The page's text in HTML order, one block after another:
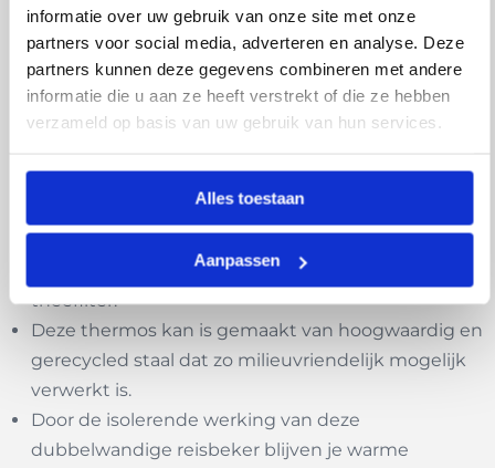
informatie over uw gebruik van onze site met onze
partners voor social media, adverteren en analyse. Deze
partners kunnen deze gegevens combineren met andere
informatie die u aan ze heeft verstrekt of die ze hebben
verzameld op basis van uw gebruik van hun services.
Alles toestaan
Aanpassen
fruit.
Op deze manier kan je zelf kiezen welke dop je het
mooist vind en deze afwisselen.
Voordelen:
dubbelwandig voor een uitstekende temperatuur
isolerende werking.
De makkelijk vast te draaien dop bevat een apart
theefilter.
Deze thermos kan is gemaakt van hoogwaardig en
gerecycled staal dat zo milieuvriendelijk mogelijk
verwerkt is.
Door de isolerende werking van deze
dubbelwandige reisbeker blijven je warme